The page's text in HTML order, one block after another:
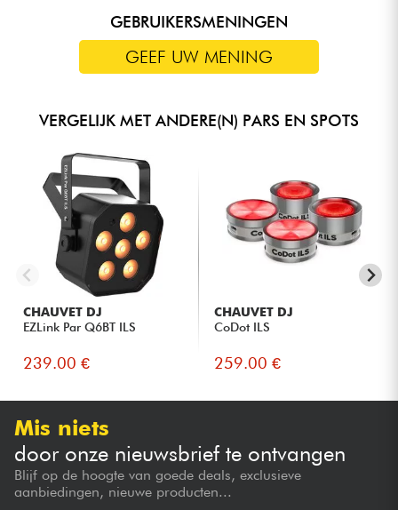
GEBRUIKERSMENINGEN
GEEF UW MENING
VERGELIJK MET ANDERE(N) PARS EN SPOTS
CHAUVET DJ
EZLink Par Q6BT ILS
239.00 €
CHAUVET DJ
CoDot ILS
259.00 €
Mis niets
door onze nieuwsbrief te ontvangen
Blijf op de hoogte van goede deals, exclusieve
aanbiedingen, nieuwe producten...